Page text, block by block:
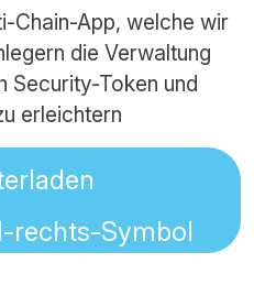
Chain-App, welche wir
die Verwaltung
Security-Token und
erleichtern